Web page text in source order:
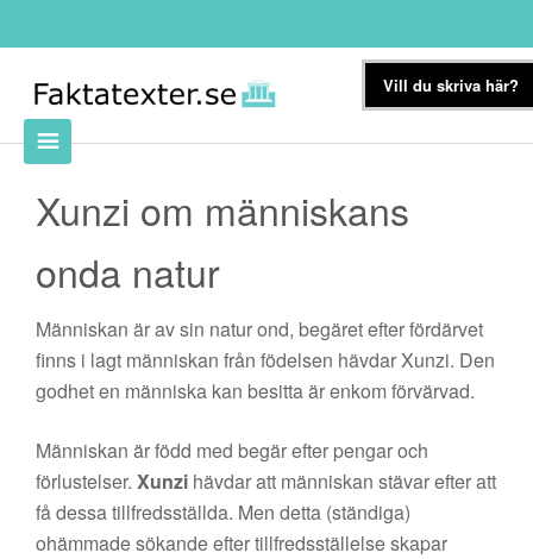
Xunzi om människans
onda natur
Människan är av sin natur ond, begäret efter fördärvet
finns i lagt människan från födelsen hävdar Xunzi. Den
godhet en människa kan besitta är enkom förvärvad.
Människan är född med begär efter pengar och
förlustelser. Xunzi hävdar att människan stävar efter att
få dessa tillfredsställda. Men detta (ständiga)
ohämmade sökande efter tillfredsställelse skapar
Vill du skriva här?